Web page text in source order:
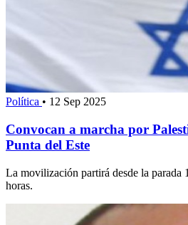
Política • 12 Sep 2025
Convocan a marcha por
Punta del Este
La movilización partirá desde la parada
horas.